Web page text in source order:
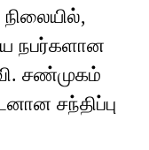
நிலையில்,
நபர்களான
சண்முகம்
சந்திப்பு